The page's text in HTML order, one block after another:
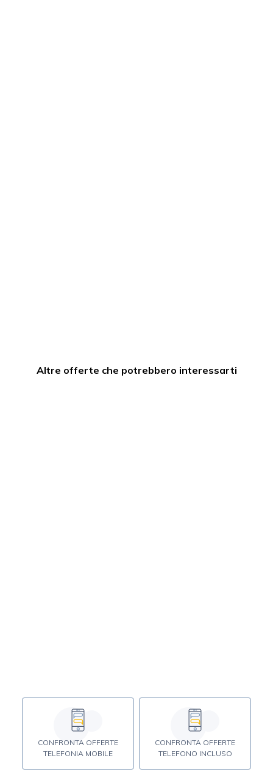
Altre offerte che potrebbero interessarti
CONFRONTA OFFERTE
TELEFONIA MOBILE
CONFRONTA OFFERTE
TELEFONO INCLUSO